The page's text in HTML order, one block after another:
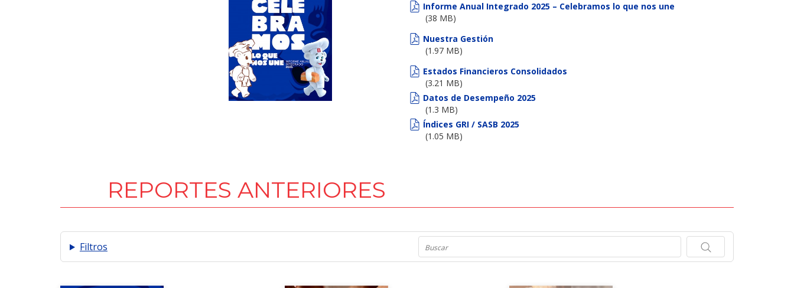
Informe Anual Integrado 2025 – Celebramos lo que nos une
(38 MB)
Nuestra Gestión
(1.97 MB)
Estados Financieros Consolidados
(3.21 MB)
Datos de Desempeño 2025
(1.3 MB)
Índices GRI / SASB 2025
(1.05 MB)
REPORTES ANTERIORES
Filtros